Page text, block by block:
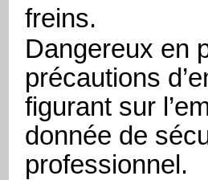
freins.
Dangereux en
précautions
figurant sur
donnée de
professionnel.